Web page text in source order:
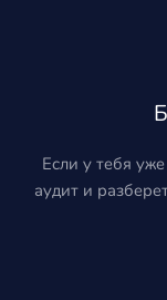
Если у тебя
аудит и